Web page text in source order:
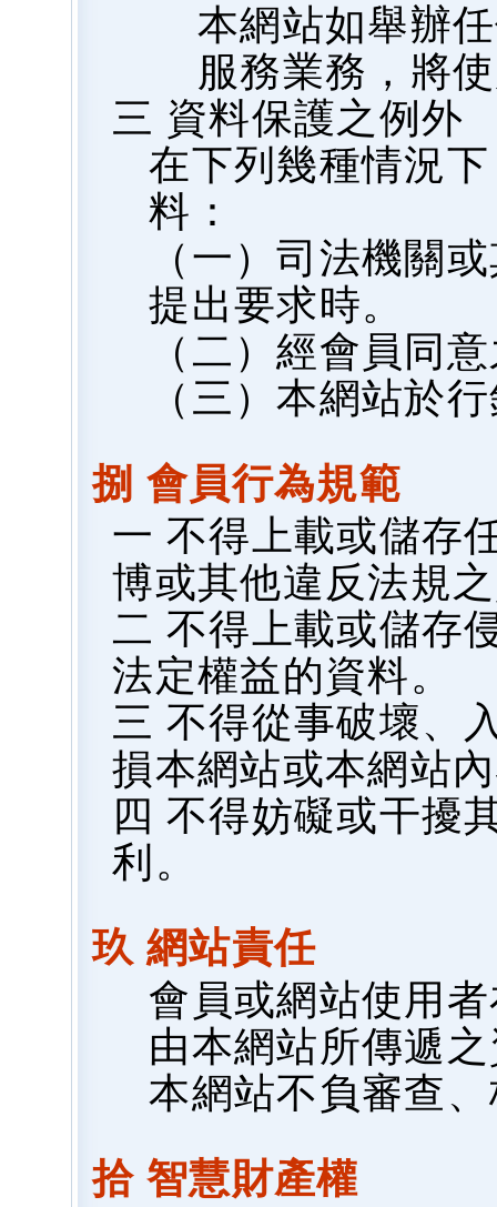
本網站如舉辦
服務業務，將
三 資料保護之例外
在下列幾種情況
料：
（一）司法機關
提出要求時。
（二）經會員同
（三）本網站於
捌 會員行為規範
一 不得上載或儲存
博或其他違反法規
二 不得上載或儲存
法定權益的資料。
三 不得從事破壞、
損本網站或本網站
四 不得妨礙或干擾
利。
玖 網站責任
會員或網站使用
由本網站所傳遞
本網站不負審查
拾 智慧財產權